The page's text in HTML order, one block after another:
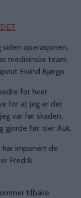
operasjonen,
medisinske team,
Eivind Bjørgo.
for hver
for at jeg er der
var før skaden,
gjorde før, sier Auk.
har imponert de
Fredrik
tilbake